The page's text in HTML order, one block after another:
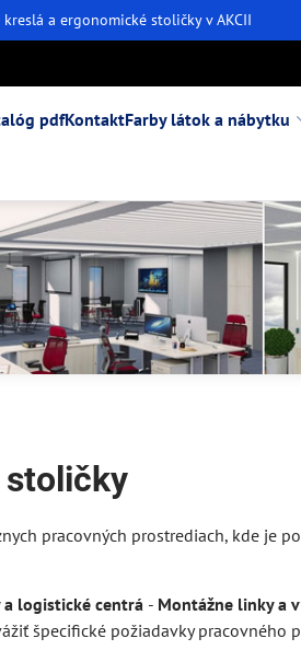
a ergonomické stoličky v AKCII
pdfKontaktFarby látok a nábytku
stoličky
pracovných prostrediach, kde je
a logistické centrá - Montážne linky a
špecifické požiadavky pracovného